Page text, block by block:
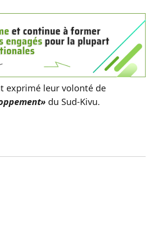
exprimé leur volonté de
du Sud-Kivu.